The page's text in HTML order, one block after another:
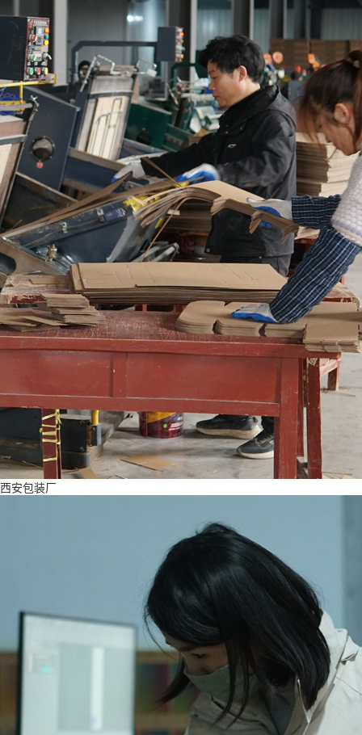
西安包装厂